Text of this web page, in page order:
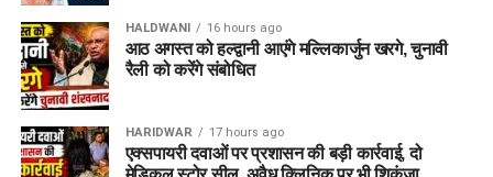
बायोडाटा / रिज़्यूमे (Resume)(2-3 प्रतियां)
मूल शैक्षिक प्रमाण पत्रएवं उनकी छायाप्रतियां
(Photocopies)
सेवायोजन कार्यालय का पंजीयन कार्ड
पासपोर्ट साइज फोटो
HALDWANI 16 hours ago
आठ अगस्त को हल्द्वानी आएंगे मल्लिकार्जुन खरगे, चुनावी
रैली को करेंगे संबोधित
HARIDWAR 17 hours ago
एक्सपायरी दवाओं पर प्रशासन की बड़ी कार्रवाई, दो